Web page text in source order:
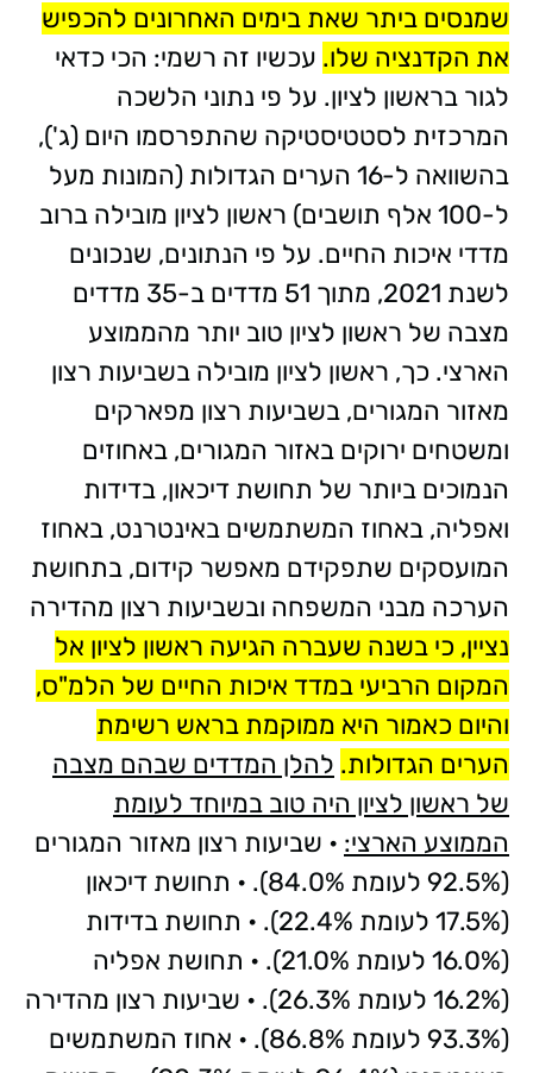
שמנסים ביתר שאת בימים האחרונים להכפיש
את הקדנציה שלו. עכשיו זה רשמי: הכי כדאי
לגור בראשון לציון. על פי נתוני הלשכה
המרכזית לסטטיסטיקה שהתפרסמו היום (ג'),
בהשוואה ל-16 הערים הגדולות (המונות מעל
ל-100 אלף תושבים) ראשון לציון מובילה ברוב
מדדי איכות החיים. על פי הנתונים, שנכונים
לשנת 2021, מתוך 51 מדדים ב-35 מדדים
מצבה של ראשון לציון טוב יותר מהממוצע
הארצי. כך, ראשון לציון מובילה בשביעות רצון
מאזור המגורים, בשביעות רצון מפארקים
ומשטחים ירוקים באזור המגורים, באחוזים
הנמוכים ביותר של תחושת דיכאון, בדידות
ואפליה, באחוז המשתמשים באינטרנט, באחוז
המועסקים שתפקידם מאפשר קידום, בתחושת
הערכה מבני המשפחה ובשביעות רצון מהדירה
נציין, כי בשנה שעברה הגיעה ראשון לציון אל
המקום הרביעי במדד איכות החיים של הלמ"ס,
והיום כאמור היא ממוקמת בראש רשימת
הערים הגדולות. להלן המדדים שבהם מצבה
של ראשון לציון היה טוב במיוחד לעומת
הממוצע הארצי: • שביעות רצון מאזור המגורים
(92.5% לעומת 84.0%). • תחושת דיכאון
(17.5% לעומת 22.4%). • תחושת בדידות
(16.0% לעומת 21.0%). • תחושת אפליה
(16.2% לעומת 26.3%). • שביעות רצון מהדירה
(93.3% לעומת 86.8%). • אחוז המשתמשים